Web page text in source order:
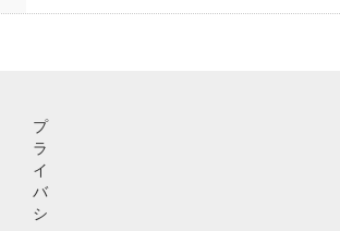
プ
ラ
イ
バ
シ